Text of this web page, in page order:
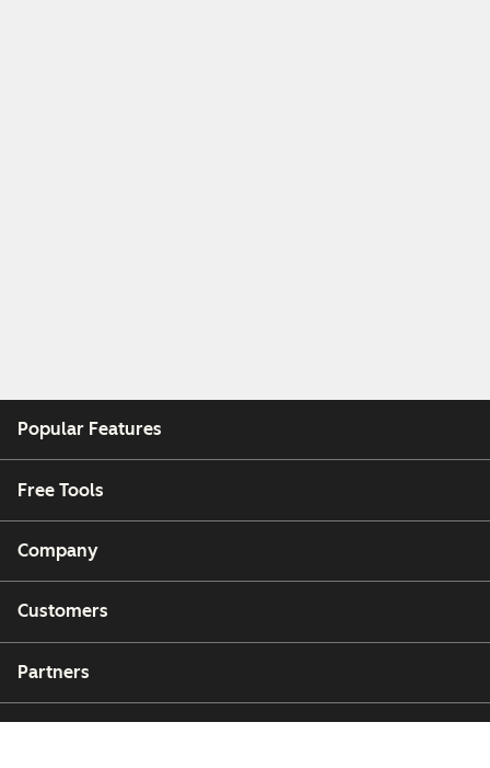
Popular Features
Free Tools
Company
Customers
Partners